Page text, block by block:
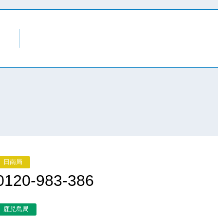
日南局
983-386
鹿児島局